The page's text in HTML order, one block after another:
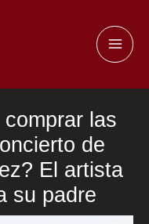
las
de
El artista
su padre